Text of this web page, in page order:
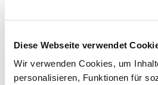
Diese Webseite verwendet
Wir verwenden Cookies, um
personalisieren, Funktionen für